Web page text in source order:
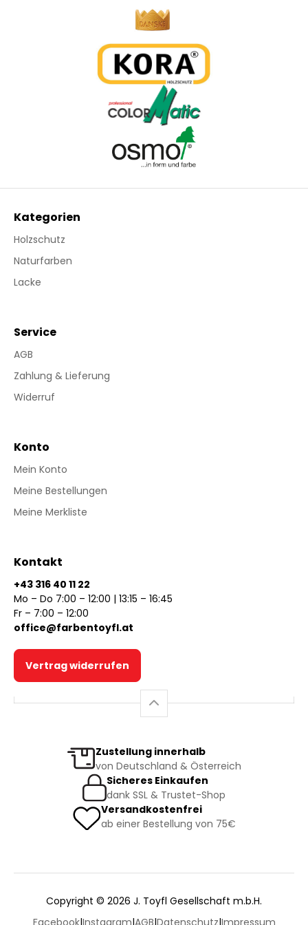
Kategorien
Holzschutz
Naturfarben
Lacke
Service
AGB
Zahlung & Lieferung
Widerruf
Konto
Mein Konto
Meine Bestellungen
Meine Merkliste
Kontakt
+43 316 40 11 22
Mo – Do 7:00 – 12:00 | 13:15 – 16:45
Fr – 7:00 – 12:00
office@farbentoyfl.at
Vertrag widerrufen
Zustellung innerhalb
von Deutschland & Österreich
Sicheres Einkaufen
dank SSL & Trustet-Shop
Versandkostenfrei
ab einer Bestellung von 75€
Copyright © 2026 J. Toyfl Gesellschaft m.b.H.
Facebook|Instagram|AGB|Datenschutz|Impressum